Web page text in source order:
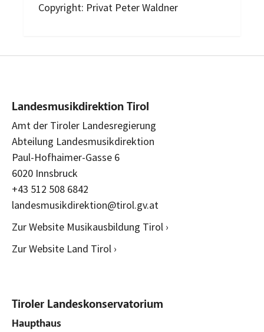
Copyright: Privat Peter Waldner
Landesmusikdirektion Tirol
Amt der Tiroler Landesregierung
Abteilung Landesmusikdirektion
Paul-Hofhaimer-Gasse 6
6020 Innsbruck
+43 512 508 6842
landesmusikdirektion@tirol.gv.at
Zur Website Musikausbildung Tirol ›
Zur Website Land Tirol ›
Tiroler Landeskonservatorium
Haupthaus